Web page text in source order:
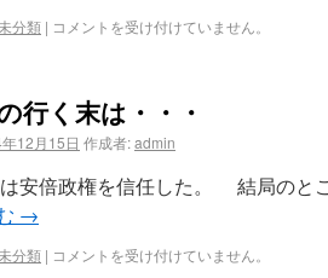
分類 | コメントを受け付けていません。
行く末は・・・
12月15日 作成者:admin
倍政権を信任した。 結局のとこ
→
分類 | コメントを受け付けていません。